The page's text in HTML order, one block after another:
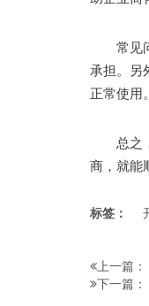
常见问
承担。另
正常使用
总之，
商，就能
标签：
上一篇：
下一篇：